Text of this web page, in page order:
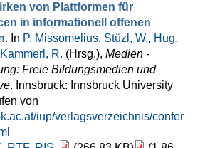
von Plattformen für
in informationell offenen
. In P. Missomelius, Stüzl, W., Hug,
Kammerl, R. (Hrsg.), Medien -
Freie Bildungsmedien und
. Innsbruck: Innsbruck University
von
iup/verlagsverzeichnis/confer